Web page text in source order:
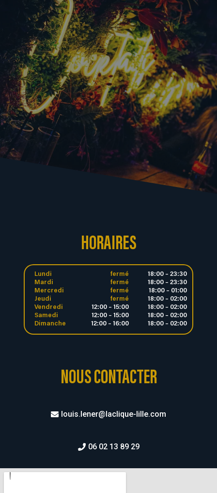
HORAIRES
Lundi
Mardi
Mercredi
Jeudi
Vendredi
Samedi
Dimanche
fermé
fermé
fermé
fermé
12:00 – 15:00
12:00 – 15:00
12:00 – 16:00
18:00 – 23:30
18:00 – 23:30
18:00 – 01:00
18:00 – 02:00
18:00 – 02:00
18:00 – 02:00
18:00 – 02:00
NOUS CONTACTER
louis.lener@laclique-lille.com
06 02 13 89 29